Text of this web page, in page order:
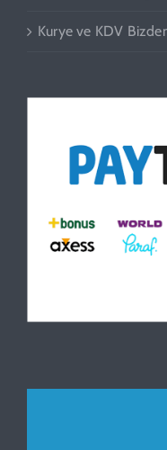
Kurye ve KDV